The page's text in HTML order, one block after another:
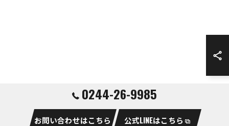
0244-26-9985
お問い合わせはこちら 公式LINEはこちら